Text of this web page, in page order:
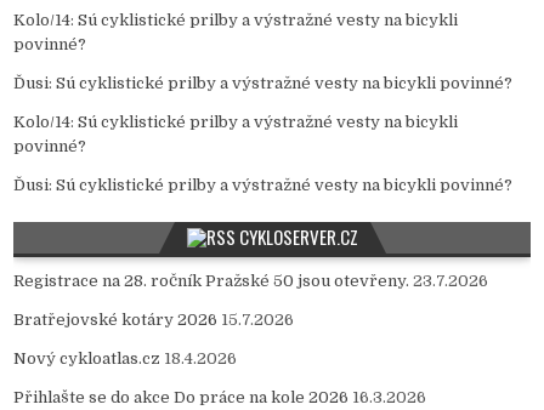
Kolo/14:Sú cyklistické prilby a výstražné vesty na bicykli
povinné?
Ďusi:Sú cyklistické prilby a výstražné vesty na bicykli povinné?
Kolo/14:Sú cyklistické prilby a výstražné vesty na bicykli
povinné?
Ďusi:Sú cyklistické prilby a výstražné vesty na bicykli povinné?
CYKLOSERVER.CZ
Registrace na 28. ročník Pražské 50 jsou otevřeny. 23.7.2026
Bratřejovské kotáry 2026 15.7.2026
Nový cykloatlas.cz 18.4.2026
Přihlašte se do akce Do práce na kole 2026 16.3.2026